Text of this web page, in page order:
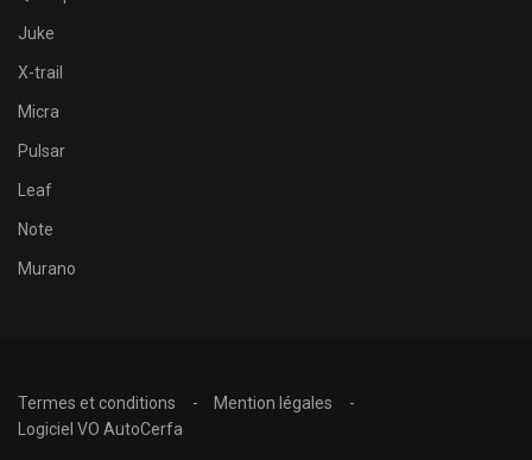
Juke
X-trail
Micra
Pulsar
Leaf
Note
Murano
Termes et conditions
Mention légales
Logiciel VO AutoCerfa